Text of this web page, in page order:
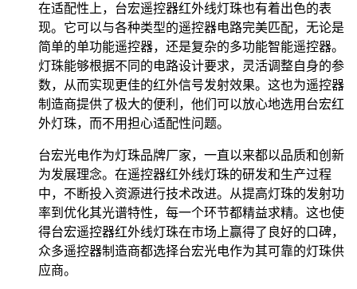
在适配性上，台宏遥控器红外线灯珠也有着出色的表
现。它可以与各种类型的遥控器电路完美匹配，无论是
简单的单功能遥控器，还是复杂的多功能智能遥控器。
灯珠能够根据不同的电路设计要求，灵活调整自身的参
数，从而实现更佳的红外信号发射效果。这也为遥控器
制造商提供了极大的便利，他们可以放心地选用台宏红
外灯珠，而不用担心适配性问题。
台宏光电作为灯珠品牌厂家，一直以来都以品质和创新
为发展理念。在遥控器红外线灯珠的研发和生产过程
中，不断投入资源进行技术改进。从提高灯珠的发射功
率到优化其光谱特性，每一个环节都精益求精。这也使
得台宏遥控器红外线灯珠在市场上赢得了良好的口碑，
众多遥控器制造商都选择台宏光电作为其可靠的灯珠供
应商。